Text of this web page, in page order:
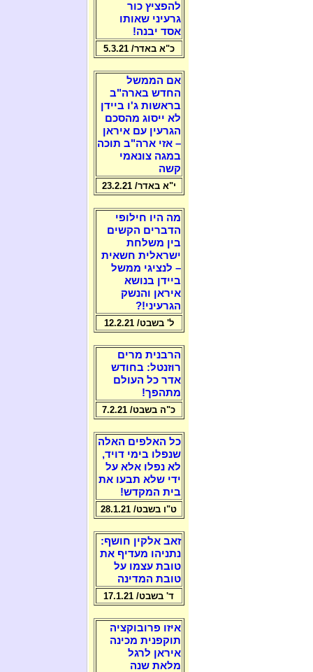
להפציץ כור
גרעיני שאותו
אסד יבנה!
כ"א באדר/ 5.3.21
אם הממשל
החדש בארה"ב
בראשות ג'ו ביידן
לא ייסוג מהסכם
הגרעין עם איראן
– אזי ארה"ב תוכה
במגה צונאמי
קשה
י"א באדר/ 23.2.21
מה היו חילופי
הדברים הקשים
בין משלחת
ישראלית חשאית
– לנציגי ממשל
ביידן בנושא
איראן והנשק
הגרעיני!?
ל' בשבט/ 12.2.21
הרבנית מרים
רוזנטל: בחודש
אדר כל העולם
מתהפך!
כ"ה בשבט/ 7.2.21
כל האלפים האלה
שנפלו בימי דויד,
לא נפלו אלא על
ידי שלא תבעו את
בית המקדש!
ט"ו בשבט/ 28.1.21
זאב אלקין חושף:
נתניהו מעדיף את
טובת עצמו על
טובת המדינה
ד' בשבט/ 17.1.21
איזו פרובוקציה
תוקפנית מכינה
איראן לרגל
מלאת שנה